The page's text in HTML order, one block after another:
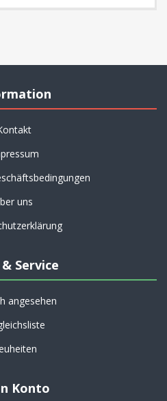
uns
Service
angesehen
Konto